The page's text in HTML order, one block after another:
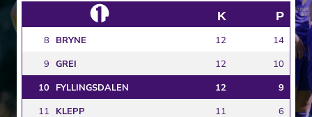
K P
8 BRYNE 12 14
9 GREI 12 10
10 FYLLINGSDALEN 12 9
11 KLEPP 11 6